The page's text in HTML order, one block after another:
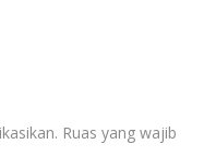
Ruas yang wajib